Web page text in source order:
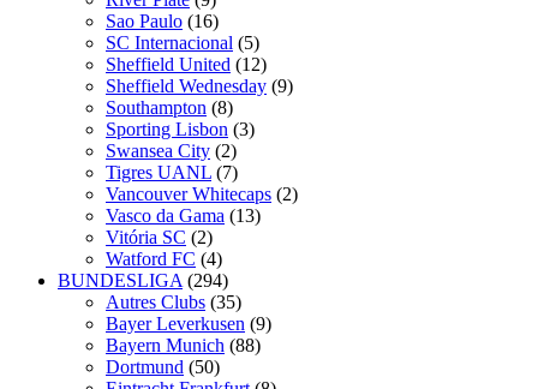
Sao Paulo (16)
SC Internacional (5)
Sheffield United (12)
Sheffield Wednesday (9)
Southampton (8)
Sporting Lisbon (3)
Swansea City (2)
Tigres UANL (7)
Vancouver Whitecaps (2)
Vasco da Gama (13)
Vitória SC (2)
Watford FC (4)
BUNDESLIGA (294)
Autres Clubs (35)
Bayer Leverkusen (9)
Bayern Munich (88)
Dortmund (50)